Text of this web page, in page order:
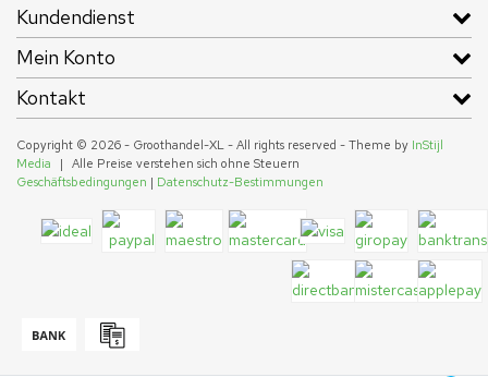
Kundendienst
Mein Konto
Kontakt
Copyright © 2026 - Groothandel-XL - All rights reserved - Theme by InStijl
Media
|
Alle Preise verstehen sich ohne Steuern
Geschäftsbedingungen | Datenschutz-Bestimmungen